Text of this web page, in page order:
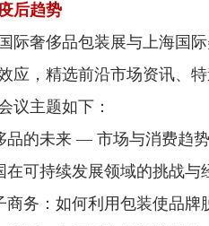
后趋势
际奢侈品包装展与上海国
应，精选前沿市场资讯、
议主题如下：
品的未来 — 市场与消费趋势
可持续发展领域的挑战与
务：如何利用包装使品牌